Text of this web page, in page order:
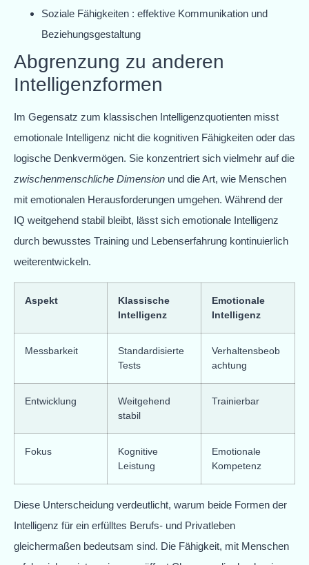
Soziale Fähigkeiten : effektive Kommunikation und
Beziehungsgestaltung
Abgrenzung zu anderen
Intelligenzformen
Im Gegensatz zum klassischen Intelligenzquotienten misst
emotionale Intelligenz nicht die kognitiven Fähigkeiten oder das
logische Denkvermögen. Sie konzentriert sich vielmehr auf die
zwischenmenschliche Dimension und die Art, wie Menschen
mit emotionalen Herausforderungen umgehen. Während der
IQ weitgehend stabil bleibt, lässt sich emotionale Intelligenz
durch bewusstes Training und Lebenserfahrung kontinuierlich
weiterentwickeln.
Aspekt
Klassische
Intelligenz
Emotionale
Intelligenz
Messbarkeit
Standardisierte
Tests
Verhaltensbeob
achtung
Entwicklung
Weitgehend
stabil
Trainierbar
Fokus
Kognitive
Leistung
Emotionale
Kompetenz
Diese Unterscheidung verdeutlicht, warum beide Formen der
Intelligenz für ein erfülltes Berufs- und Privatleben
gleichermaßen bedeutsam sind. Die Fähigkeit, mit Menschen